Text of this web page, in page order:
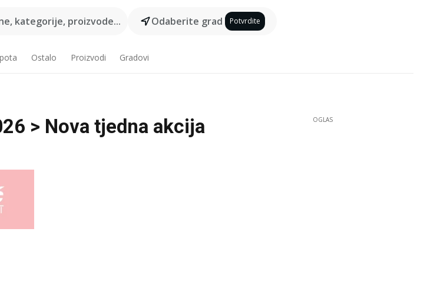
kategorije, proizvode... Odaberite grad Potvrdite
Ostalo Proizvodi Gradovi
> Nova tjedna akcija OGLAS